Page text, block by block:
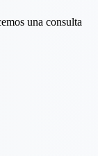
una consulta